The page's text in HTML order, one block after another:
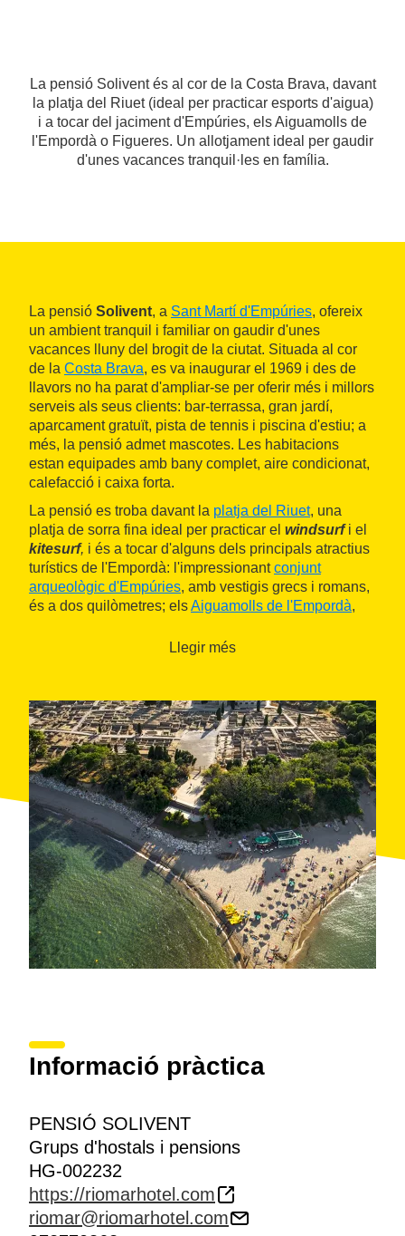
La pensió Solivent és al cor de la Costa Brava, davant
la platja del Riuet (ideal per practicar esports d'aigua)
i a tocar del jaciment d'Empúries, els Aiguamolls de
l'Empordà o Figueres. Un allotjament ideal per gaudir
d'unes vacances tranquil·les en família.
La pensió Solivent, a Sant Martí d'Empúries, ofereix
un ambient tranquil i familiar on gaudir d'unes
vacances lluny del brogit de la ciutat. Situada al cor
de la Costa Brava, es va inaugurar el 1969 i des de
llavors no ha parat d'ampliar-se per oferir més i millors
serveis als seus clients: bar-terrassa, gran jardí,
aparcament gratuït, pista de tennis i piscina d'estiu; a
més, la pensió admet mascotes. Les habitacions
estan equipades amb bany complet, aire condicionat,
calefacció i caixa forta.
La pensió es troba davant la platja del Riuet, una
platja de sorra fina ideal per practicar el windsurfi el
kitesurf, i és a tocar d'alguns dels principals atractius
turístics de l'Empordà: l'impressionantconjunt
arqueològic d'Empúries, amb vestigis grecs i romans,
és a dos quilòmetres; elsAiguamolls de l'Empordà,
migratòries, són a dotze quilòmetres, i
Llegir més
Informació pràctica
PENSIÓ SOLIVENT
Grups d'hostals i pensions
HG-002232
https://riomarhotel.com
riomar@riomarhotel.com